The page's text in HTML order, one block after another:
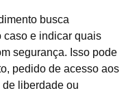
busca
caso e indicar quais
segurança. Isso pode
pedido de acesso aos
liberdade ou